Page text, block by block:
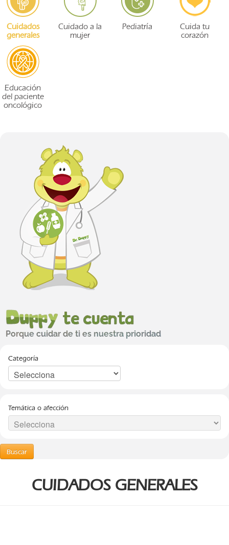
Cuidados
generales
Cuidado a la
mujer
Pediatría
Cuida tu
corazón
Educación
del paciente
oncológico
Categoría
Temática o afección
Buscar
CUIDADOS GENERALES